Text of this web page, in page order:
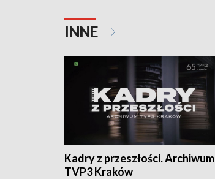
INNE
Kadry z przeszłości. Archiwum
TVP3 Kraków